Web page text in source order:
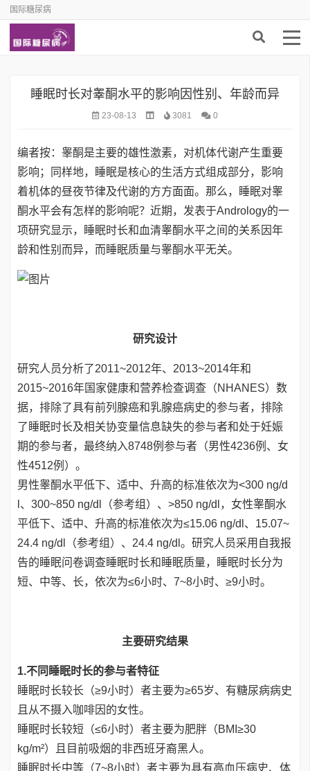
国际糖尿病
睡眠时长对睾酮水平的影响因性别、年龄而异
23-08-13 3081 0
编者按：睾酮是主要的雄性激素，对机体代谢产生重要
影响；同样地，睡眠是核心的生活方式组成部分，影响
着机体的昼夜节律及代谢的方方面面。那么，睡眠对睾
酮水平会有怎样的影响呢？近期，发表于Andrology的一
项研究显示，睡眠时长和血清睾酮水平之间的关系因年
龄和性别而异，而睡眠质量与睾酮水平无关。
研究设计
研究人员分析了2011~2012年、2013~2014年和
2015~2016年国家健康和营养检查调查（NHANES）数
据，排除了具有前列腺癌和乳腺癌病史的参与者，排除
了睡眠时长及相关协变量信息缺失的参与者和处于妊娠
期的参与者，最终纳入8748例参与者（男性4236例、女
性4512例）。
男性睾酮水平低下、适中、升高的标准依次为<300 ng/d
l、300~850 ng/dl（参考组）、>850 ng/dl，女性睾酮水
平低下、适中、升高的标准依次为≤15.06 ng/dl、15.07~
24.4 ng/dl（参考组）、24.4 ng/dl。研究人员采用自我报
告的睡眠问卷调查睡眠时长和睡眠质量，睡眠时长分为
短、中等、长，依次为≤6小时、7~8小时、≥9小时。
主要研究结果
1.不同睡眠时长的参与者特征
睡眠时长较长（≥9小时）者主要为≥65岁、有糖尿病病史
且从不摄入咖啡因的女性。
睡眠时长较短（≤6小时）者主要为肥胖（BMI≥30
kg/m²）且目前吸烟的非西班牙裔黑人。
睡眠时长中等（7~8小时）者主要为具有高血压病史、体